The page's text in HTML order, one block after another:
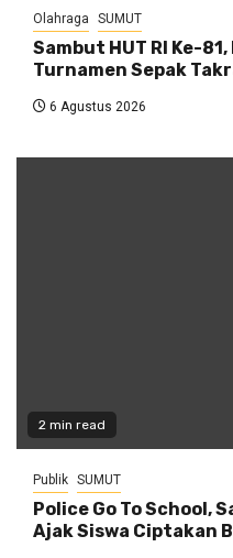
Olahraga SUMUT
Sambut HUT RI Ke-
Turnamen Sepak
6 Agustus 2026
2 min read
Publik SUMUT
Police Go To School,
Ajak Siswa Ciptakan